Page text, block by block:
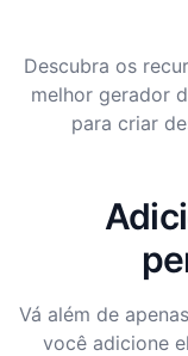
Descubra os
melhor gerador
para criar
Vá além de
você adicione